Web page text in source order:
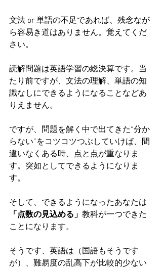
文法 or 単語の不足であれば、残念なが
ら容易き道はありません。覚えてくだ
さい。
読解問題は英語学習の総決算です。当
たり前ですが、文法の理解、単語の知
識なしにできるようになることなどあ
りえません。
ですが、問題を解く中で出てきた“分か
らない”をコツコツつぶしていけば、間
違いなくある時、点と点が重なりま
す。突如としてできるようになりま
す。
そして、できるようになったあなたは
「点数の見込める」 教科が一つできた
ことになります。
そうです、英語は（国語もそうです
が）、難易度の乱高下が比較的少ない